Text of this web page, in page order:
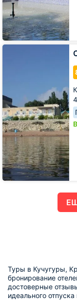
Санаторий
Туры в Кучугуры,
бронирование
достоверные
идеального